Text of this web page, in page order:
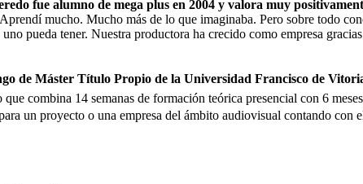
fue alumno de mega plus en 2004 y valora muy
mucho. Mucho más de lo que imaginaba. Pero sobre todo
pueda tener. Nuestra productora ha crecido como empresa
de Máster Título Propio de la Universidad Francisco de
combina 14 semanas de formación teórica presencial con 6
un proyecto o una empresa del ámbito audiovisual contando